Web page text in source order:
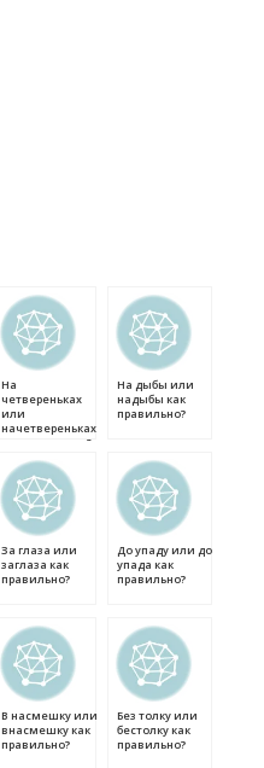
На
четвереньках
или
начетвереньках
как правильно?
На дыбы или
надыбы как
правильно?
За глаза или
заглаза как
правильно?
До упаду или до
упада как
правильно?
В насмешку или
внасмешку как
правильно?
Без толку или
бестолку как
правильно?